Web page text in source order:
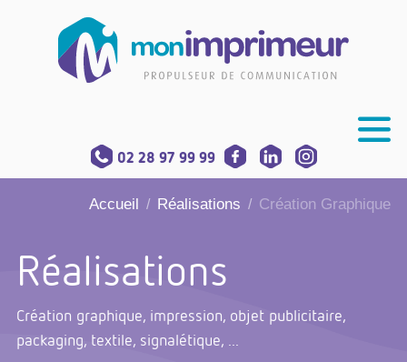
02 28 97 99 99
Accueil / Réalisations / Création Graphique
Réalisations
Création graphique, impression, objet publicitaire,
packaging, textile, signalétique, ...